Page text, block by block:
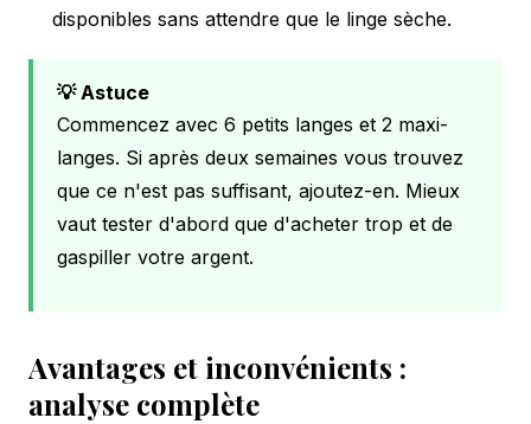
disponibles sans attendre que le linge sèche.
💡 Astuce
Commencez avec 6 petits langes et 2 maxi-
langes. Si après deux semaines vous trouvez
que ce n'est pas suffisant, ajoutez-en. Mieux
vaut tester d'abord que d'acheter trop et de
gaspiller votre argent.
Avantages et inconvénients :
analyse complète